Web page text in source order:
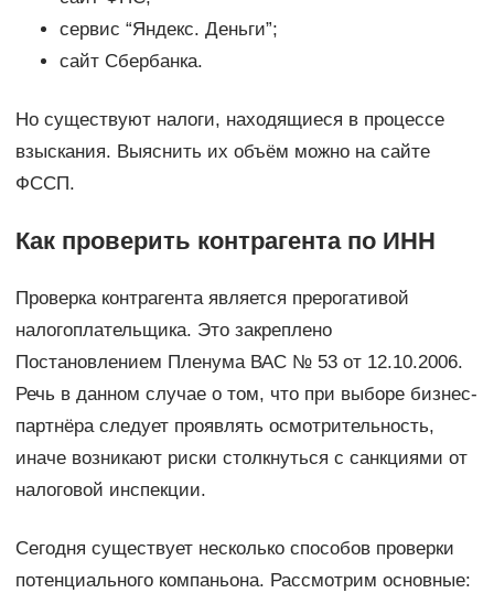
сервис “Яндекс. Деньги”;
сайт Сбербанка.
Но существуют налоги, находящиеся в процессе
взыскания. Выяснить их объём можно на сайте
ФССП.
Как проверить контрагента по ИНН
Проверка контрагента является прерогативой
налогоплательщика. Это закреплено
Постановлением Пленума ВАС № 53 от 12.10.2006.
Речь в данном случае о том, что при выборе бизнес-
партнёра следует проявлять осмотрительность,
иначе возникают риски столкнуться с санкциями от
налоговой инспекции.
Сегодня существует несколько способов проверки
потенциального компаньона. Рассмотрим основные: